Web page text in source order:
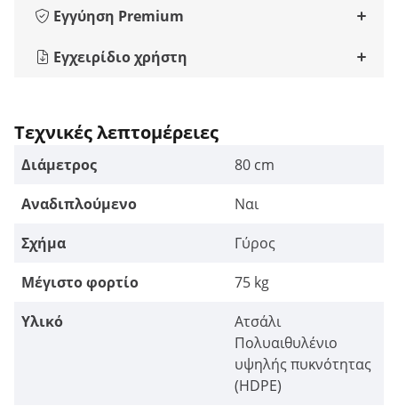
Εγγύηση Premium
Εγχειρίδιο χρήστη
Τεχνικές λεπτομέρειες
Διάμετρος
80 cm
Αναδιπλούμενο
Ναι
Σχήμα
Γύρος
Μέγιστο φορτίο
75 kg
Υλικό
Ατσάλι
Πολυαιθυλένιο
υψηλής πυκνότητας
(HDPE)